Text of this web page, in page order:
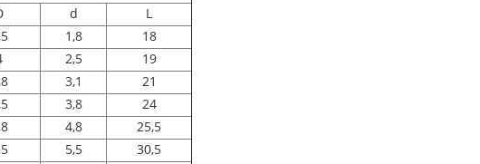
d
L
1,8
18
2,5
19
3,1
21
3,8
24
4,8
25,5
5,5
30,5